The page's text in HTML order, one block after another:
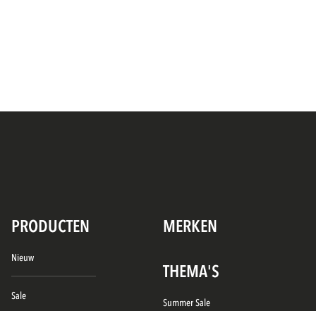
PRODUCTEN MERKEN
Nieuw
Sale
THEMA'S
Summer Sale